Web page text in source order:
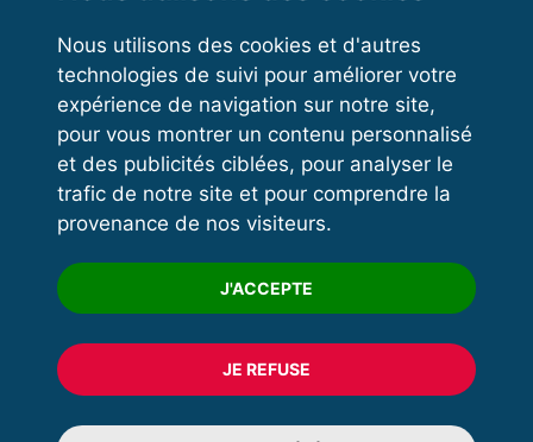
Nous utilisons des cookies et d'autres
technologies de suivi pour améliorer votre
expérience de navigation sur notre site,
pour vous montrer un contenu personnalisé
et des publicités ciblées, pour analyser le
trafic de notre site et pour comprendre la
provenance de nos visiteurs.
J'ACCEPTE
JE REFUSE
VOS ESPACES
Espace dirigeant
Espace licencié
Trouver un club
Formation
© 2020 FFFORCE Tous droits réservés
Mentions légales